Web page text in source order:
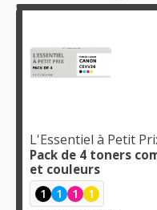
L'Essentiel à Petit
Pack de 4 toners
et couleurs
1 1 1 1